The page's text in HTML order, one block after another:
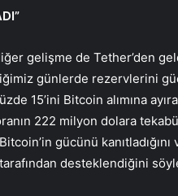
gelişme de Tether’den
günlerde rezervlerini
15’ini Bitcoin alımına
222 milyon dolara
gücünü
desteklendiğini